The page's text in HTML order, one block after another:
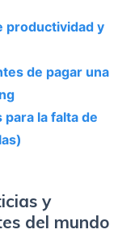
productividad y
de pagar una
para la falta de